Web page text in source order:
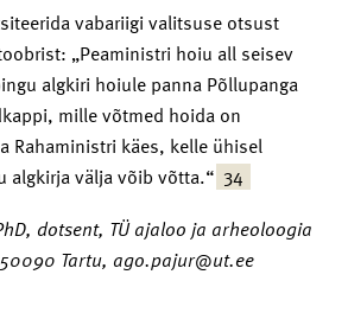
vabariigi valitsuse otsust
„Pea­ministri hoiu all seisev
algkiri hoiule panna Põllupanga
mille võtmed hoida on
Rahaministri käes, kelle ühisel
algkirja välja võib võtta.“ 34
dotsent, TÜ ajaloo ja arheoloogia
Tartu, ago.pajur@ut.ee